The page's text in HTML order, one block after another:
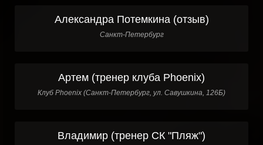
Александра Потемкина (отзыв)
Санкт-Петербург
Артем (тренер клуба Phoenix)
Клуб Phoenix (Санкт-Петербург, ул. Савушкина, 126Б)
Владимир (тренер СК "Пляж")